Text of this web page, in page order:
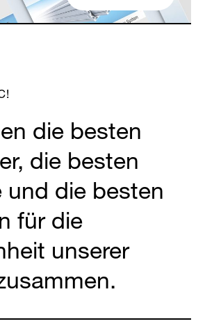
die besten
die besten
und die besten
für die
unserer